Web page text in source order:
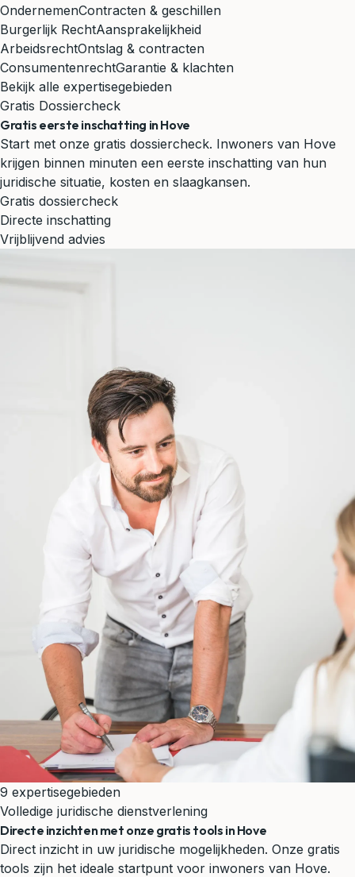
OndernemenContracten & geschillen
Burgerlijk RechtAansprakelijkheid
ArbeidsrechtOntslag & contracten
ConsumentenrechtGarantie & klachten
Bekijk alle expertisegebieden
Gratis Dossiercheck
Gratis eerste inschatting in Hove
Start met onze gratis dossiercheck. Inwoners van Hove
krijgen binnen minuten een eerste inschatting van hun
juridische situatie, kosten en slaagkansen.
Gratis dossiercheck
Directe inschatting
Vrijblijvend advies
9 expertisegebieden
Volledige juridische dienstverlening
Directe inzichten met onze gratis tools in Hove
Direct inzicht in uw juridische mogelijkheden. Onze gratis
tools zijn het ideale startpunt voor inwoners van Hove.